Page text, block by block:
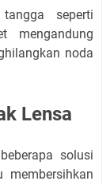
seperti
mengandung
noda
Lensa
solusi
membersihkan